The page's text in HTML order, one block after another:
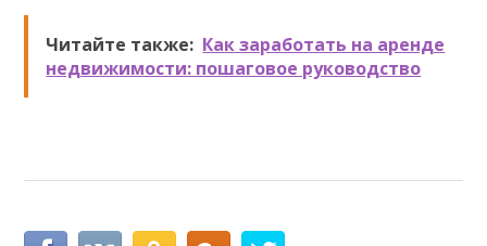
Читайте также: Как заработать на аренде
недвижимости: пошаговое руководство